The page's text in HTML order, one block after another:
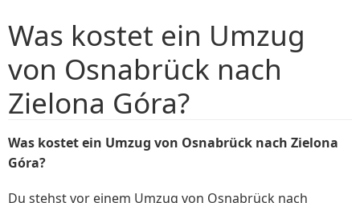
Was kostet ein Umzug
von Osnabrück nach
Zielona Góra?
Was kostet ein Umzug von Osnabrück nach Zielona
Góra?
Du stehst vor einem Umzug von Osnabrück nach